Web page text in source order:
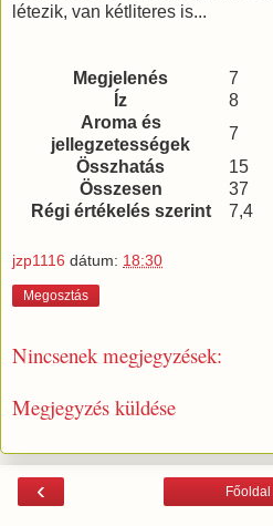
létezik, van kétliteres is...
Megjelenés
7
Íz
8
Aroma és
jellegzetességek
7
Összhatás
15
Összesen
37
Régi értékelés szerint
7,4
jzp1116 dátum: 18:30
Megosztás
Nincsenek megjegyzések:
Megjegyzés küldése
‹ Főoldal